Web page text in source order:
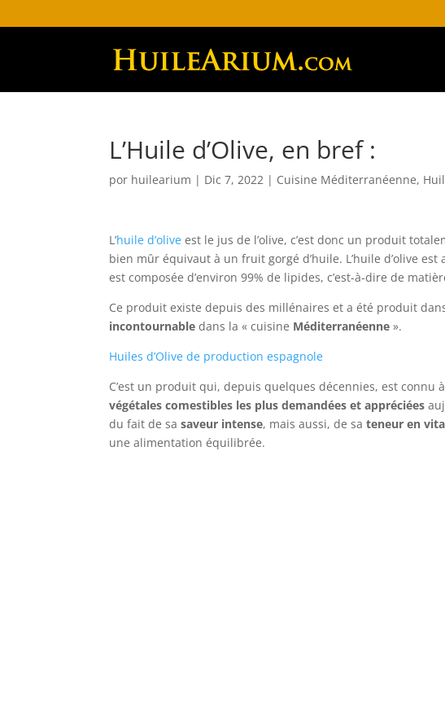
L’Huile d’Olive, en bref :
por huilearium | Dic 7, 2022 | Cuisine Méditerranéenne,
L’huile d’olive est le jus de l’olive, c’est donc un produit
bien mûr équivaut à un fruit gorgé d’huile. L’huile d’olive
est composée d’environ 99% de lipides, c’est-à-dire de
Ce produit existe depuis des millénaires et a été produit
incontournable dans la « cuisine Méditerranéenne ».
Huiles d’Olive de production espagnole
C’est un produit qui, depuis quelques décennies, est connu
végétales comestibles les plus demandées et appréciées
du fait de sasaveur intense, mais aussi, de sateneur en
une alimentation équilibrée.